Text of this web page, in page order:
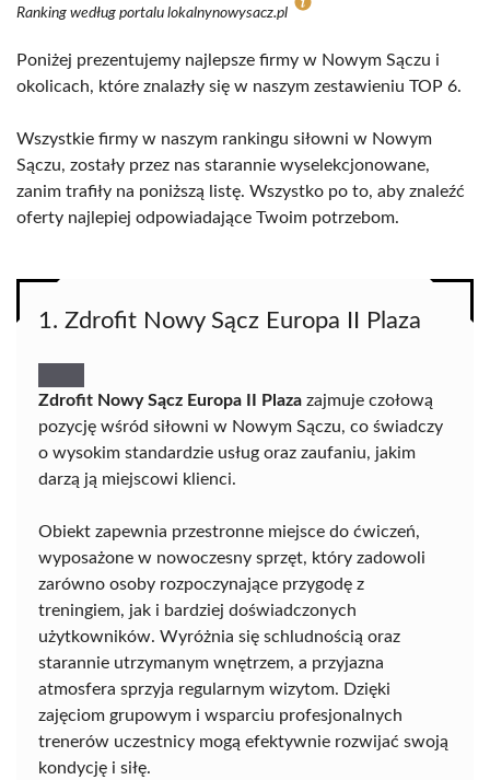
Ranking według portalu lokalnynowysacz.pl
Poniżej prezentujemy najlepsze firmy w Nowym Sączu i
okolicach, które znalazły się w naszym zestawieniu TOP 6.
Wszystkie firmy w naszym rankingu siłowni w Nowym
Sączu, zostały przez nas starannie wyselekcjonowane,
zanim trafiły na poniższą listę. Wszystko po to, aby znaleźć
oferty najlepiej odpowiadające Twoim potrzebom.
1. Zdrofit Nowy Sącz Europa II Plaza
Zdrofit Nowy Sącz Europa II Plaza zajmuje czołową
pozycję wśród siłowni w Nowym Sączu, co świadczy
o wysokim standardzie usług oraz zaufaniu, jakim
darzą ją miejscowi klienci.
Obiekt zapewnia przestronne miejsce do ćwiczeń,
wyposażone w nowoczesny sprzęt, który zadowoli
zarówno osoby rozpoczynające przygodę z
treningiem, jak i bardziej doświadczonych
użytkowników. Wyróżnia się schludnością oraz
starannie utrzymanym wnętrzem, a przyjazna
atmosfera sprzyja regularnym wizytom. Dzięki
zajęciom grupowym i wsparciu profesjonalnych
trenerów uczestnicy mogą efektywnie rozwijać swoją
kondycję i siłę.